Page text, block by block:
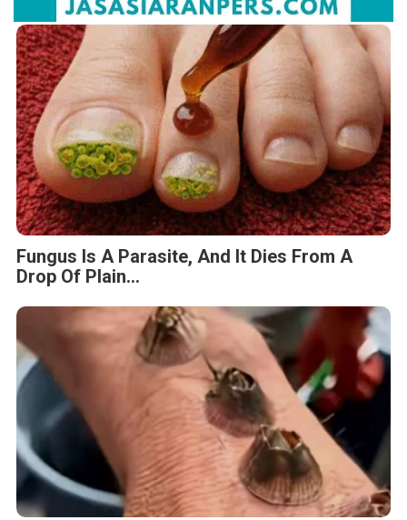
Fungus Is A Parasite, And It Dies From A
Drop Of Plain...